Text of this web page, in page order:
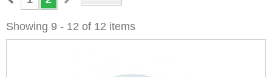
Showing 9 - 12 of 12 items